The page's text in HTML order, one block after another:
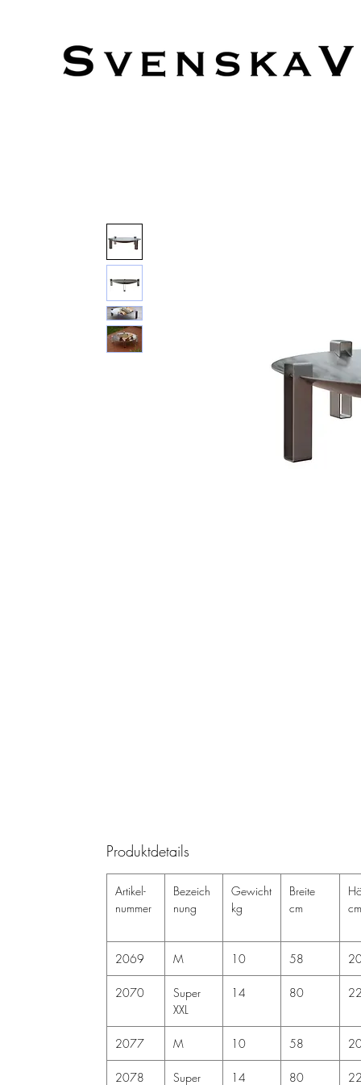
Produktdetails
Artikel-
nummer
Bezeich
nung
Gewicht
kg
Breite
cm
cm
2069 M 10 58
2070
Super
XXL
14 80
2077 M 10 58
2078 Super 14 80